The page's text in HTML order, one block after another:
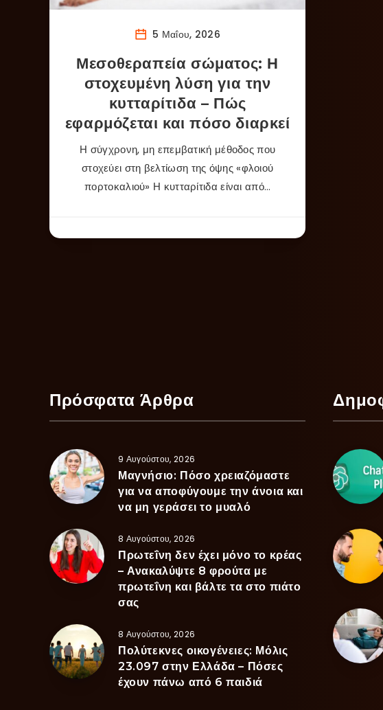
5 Μαΐου, 2026
Μεσοθεραπεία σώματος: Η
στοχευμένη λύση για την
κυτταρίτιδα – Πώς
εφαρμόζεται και πόσο διαρκεί
Η σύγχρονη, μη επεμβατική μέθοδος που
στοχεύει στη βελτίωση της όψης «φλοιού
πορτοκαλιού» Η κυτταρίτιδα είναι από…
Πρόσφατα Άρθρα
9 Αυγούστου, 2026
Μαγνήσιο: Πόσο χρειαζόμαστε
για να αποφύγουμε την άνοια και
να μη γεράσει το μυαλό
8 Αυγούστου, 2026
Πρωτεΐνη δεν έχει μόνο το κρέας
– Ανακαλύψτε 8 φρούτα με
πρωτεΐνη και βάλτε τα στο πιάτο
σας
8 Αυγούστου, 2026
Πολύτεκνες οικογένειες: Μόλις
23.097 στην Ελλάδα – Πόσες
έχουν πάνω από 6 παιδιά